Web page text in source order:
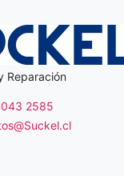
Reparación
2585